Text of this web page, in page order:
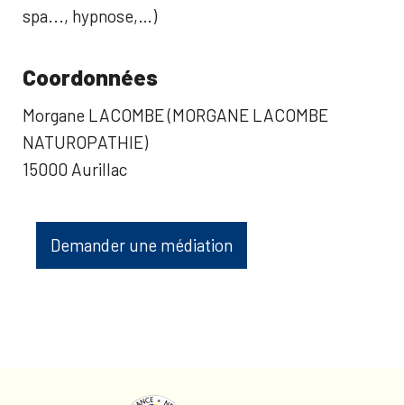
spa..., hypnose,…)
Coordonnées
Morgane LACOMBE (MORGANE LACOMBE
NATUROPATHIE)
15000 Aurillac
Demander une médiation